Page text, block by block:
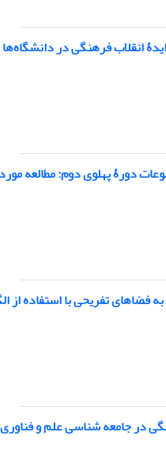
انقلاب فرهنگی در
دورۀ پهلوی دوم: مطالعه
فضاهای تفریحی با استفاده از
در جامعه شناسی علم و فناوری